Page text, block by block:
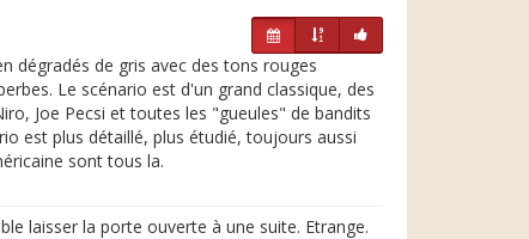
dégradés de gris avec des tons rouges
Le scénario est d'un grand classique, des
Joe Pecsi et toutes les "gueules" de bandits
est plus détaillé, plus étudié, toujours aussi
sont tous la.
laisser la porte ouverte à une suite. Etrange.